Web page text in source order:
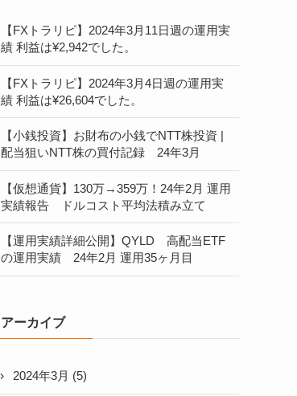
【FXトラリピ】2024年3月11日週の運用実
績 利益は¥2,942でした。
【FXトラリピ】2024年3月4日週の運用実
績 利益は¥26,604でした。
【小銭投資】お財布の小銭でNTT株投資 |
配当狙いNTT株の買付記録 24年3月
【仮想通貨】130万→359万！24年2月 運用
実績報告 ドルコスト平均法積み立て
【運用実績詳細公開】QYLD 高配当ETF
の運用実績 24年2月 運用35ヶ月目
アーカイブ
2024年3月 (5)